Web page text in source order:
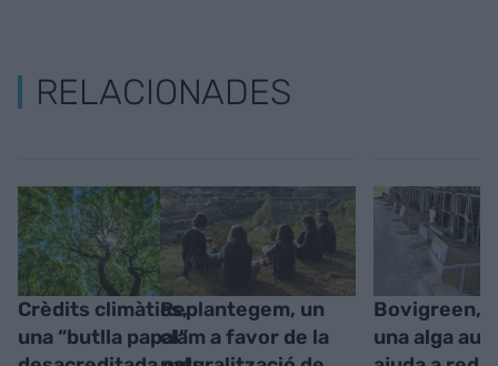
RELACIONADES
Crèdits climàtics,
una “butlla papal”
Replantegem, un
clam a favor de la
Bovigreen,
una alga